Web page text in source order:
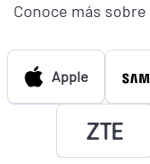
Conoce más sobre
Apple